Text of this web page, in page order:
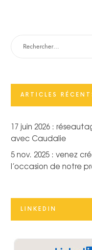
RECHERCHER :
ARTICLES
17 juin 2026 :
avec Caudalie
5 nov. 2025 : venez
l’occasion de notre
LINKEDIN